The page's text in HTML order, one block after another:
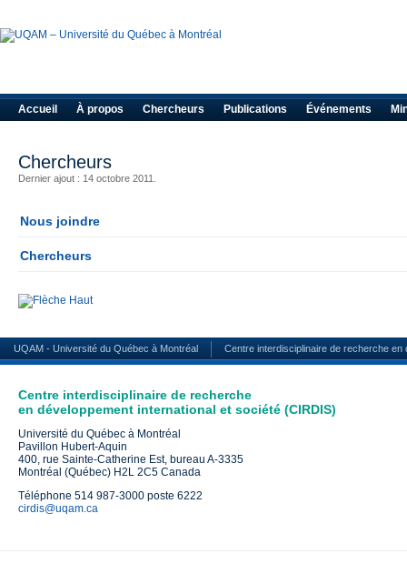
Accueil À propos Chercheurs Publications Événements
Chercheurs
Dernier ajout : 14 octobre 2011.
Nous joindre
Chercheurs
UQAM - Université du Québec à Montréal Centre interdisciplinaire de recherche
Centre interdisciplinaire de recherche
en développement international et société (CIRDIS)
Université du Québec à Montréal
Pavillon Hubert-Aquin
400, rue Sainte-Catherine Est, bureau A-3335
Montréal (Québec) H2L 2C5 Canada
Téléphone 514 987-3000 poste 6222
cirdis@uqam.ca